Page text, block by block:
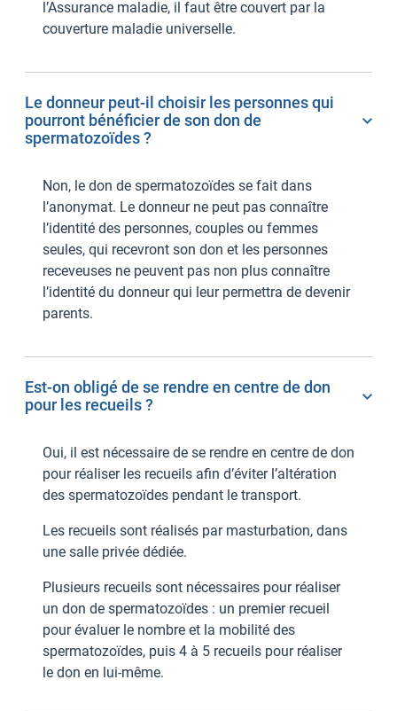
l’Assurance maladie, il faut être couvert par la
couverture maladie universelle.
Le donneur peut-il choisir les personnes qui
pourront bénéficier de son don de
spermatozoïdes ?
Non, le don de spermatozoïdes se fait dans
l’anonymat. Le donneur ne peut pas connaître
l’identité des personnes, couples ou femmes
seules, qui recevront son don et les personnes
receveuses ne peuvent pas non plus connaître
l’identité du donneur qui leur permettra de devenir
parents.
Est-on obligé de se rendre en centre de don
pour les recueils ?
Oui, il est nécessaire de se rendre en centre de don
pour réaliser les recueils afin d’éviter l’altération
des spermatozoïdes pendant le transport.
Les recueils sont réalisés par masturbation, dans
une salle privée dédiée.
Plusieurs recueils sont nécessaires pour réaliser
un don de spermatozoïdes : un premier recueil
pour évaluer le nombre et la mobilité des
spermatozoïdes, puis 4 à 5 recueils pour réaliser
le don en lui-même.